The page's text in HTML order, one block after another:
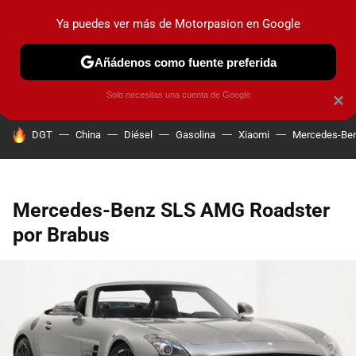
PRUEBAS COCHES ELÉCTRICOS OBSERVATORIO
HOY SE HABLA DE
DGT China Diésel Gasolina Xiaomi Mercedes-
Mercedes-Benz SLS AMG Roadster
por Brabus
×
Ya puedes ver más de Motorpasion en Google
Añádenos como fuente preferida
Solo necesitas una cuenta de Google